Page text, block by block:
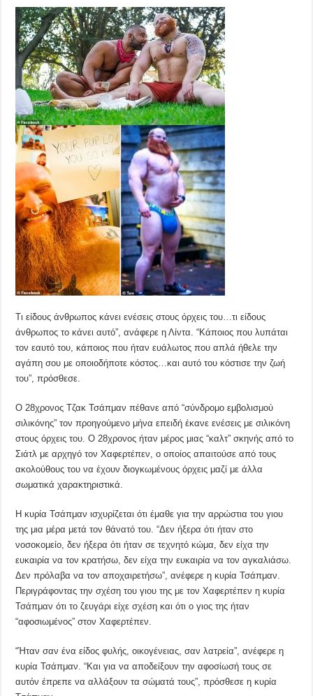
Τι είδους άνθρωπος κάνει ενέσεις στους όρχεις του…τι είδους
άνθρωπος το κάνει αυτό”, ανάφερε η Λίντα. “Kάποιος που λυπάται
τον εαυτό του, κάποιος που ήταν ευάλωτος που απλά ήθελε την
αγάπη σου με οποιοδήποτε κόστος…και αυτό του κόστισε την ζωή
του”, πρόσθεσε.
Ο 28χρονος Τζακ Τσάπμαν πέθανε από “σύνδρομο εμβολισμού
σιλικόνης” τον προηγούμενο μήνα επειδή έκανε ενέσεις με σιλικόνη
στους όρχεις του. Ο 28χρονος ήταν μέρος μιας “καλτ” σκηνής από το
Σιάτλ με αρχηγό τον Χαφερτέπεν, ο οποίος απαιτούσε από τους
ακολούθους του να έχουν διογκωμένους όρχεις μαζί με άλλα
σωματικά χαρακτηριστικά.
Η κυρία Τσάπμαν ισχυρίζεται ότι έμαθε για την αρρώστια του γιου
της μια μέρα μετά τον θάνατό του. “Δεν ήξερα ότι ήταν στο
νοσοκομείο, δεν ήξερα ότι ήταν σε τεχνητό κώμα, δεν είχα την
ευκαιρία να τον κρατήσω, δεν είχα την ευκαιρία να τον αγκαλιάσω.
Δεν πρόλαβα να τον αποχαιρετήσω”, ανέφερε η κυρία Τσάπμαν.
Περιγράφοντας την σχέση του γιου της με τον Χαφερτέπεν η κυρία
Τσάπμαν ότι το ζευγάρι είχε σχέση και ότι ο γιος της ήταν
“αφοσιωμένος” στον Χαφερτέπεν.
“Ήταν σαν ένα είδος φυλής, οικογένειας, σαν λατρεία”, ανέφερε η
κυρία Τσάπμαν. “Και για να αποδείξουν την αφοσίωσή τους σε
αυτόν έπρεπε να αλλάξουν τα σώματά τους”, πρόσθεσε η κυρία